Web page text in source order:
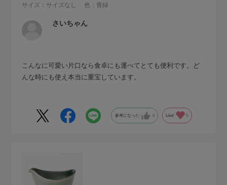
サイズ：サイズなし 色：青緑
さいちゃん
こんなに可愛い片口なら食卓にも運べてとても便利です。ど
んな時にも使え本当に重宝しています。
参考になった 0 Like! 0